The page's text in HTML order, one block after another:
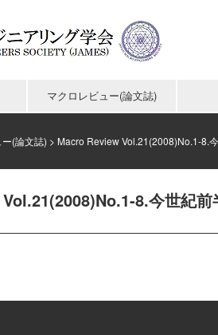
マクロレビュー(論文誌)
(論文誌) > Macro Review Vol.21(2008)No.1-8.
8.今世紀